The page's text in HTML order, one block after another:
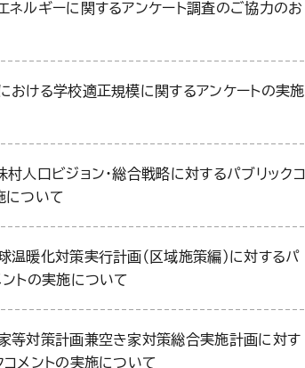
ネルギーに関するアンケート調査のご協力のお
おける学校適正規模に関するアンケートの実施
人口ビジョン・総合戦略に対するパブリックコ
について
温暖化対策実行計画（区域施策編）に対するパ
ントの実施について
等対策計画兼空き家対策総合実施計画に対す
コメントの実施について